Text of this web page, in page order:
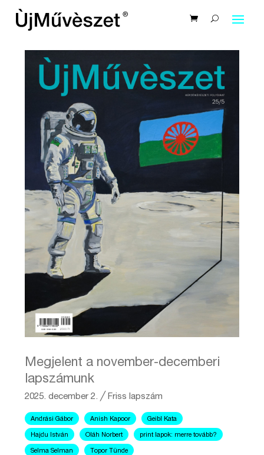
Megjelent a november-decemberi
lapszámunk
2025. december 2. ╱ Friss lapszám
Andrási Gábor Anish Kapoor Geibl Kata
Hajdu István Oláh Norbert print lapok: merre tovább?
Selma Selman Topor Tünde